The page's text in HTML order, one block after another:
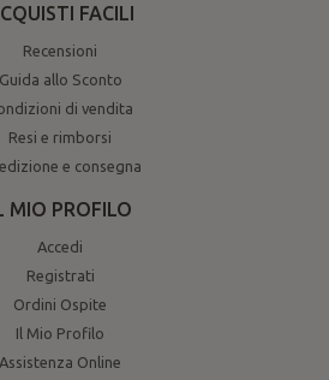
FACILI
Recensioni
Guida allo Sconto
di vendita
Resi e rimborsi
e consegna
MIO PROFILO
Accedi
Registrati
Ordini Ospite
Il Mio Profilo
Assistenza Online